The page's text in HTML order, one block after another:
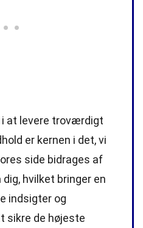
at levere troværdigt
er kernen i det, vi
side bidrages af
hvilket bringer en
indsigter og
sikre de højeste